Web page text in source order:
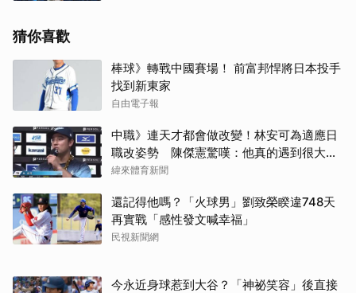
猜你喜歡
棒球》轉戰中國賽場！ 前富邦悍將日本投手
找到新東家
自由電子報
中職》連天才都會做改變！林安可為適應日
職改姿勢 陳傑憲驚嘆：他真的遇到很大挫
折
緯來體育新聞
還記得他嗎？「火球男」劉致榮睽違748天
再實戰「感性發文喊幸福」
民視新聞網
今永近身球惹到大谷？「神祕笑容」後直接